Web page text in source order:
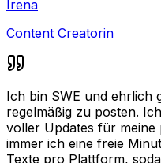
Irena
Content Creatorin
Ich bin SWE und ehrlich
regelmäßig zu posten.
voller Updates für
immer ich eine freie
Texte pro Plattform,